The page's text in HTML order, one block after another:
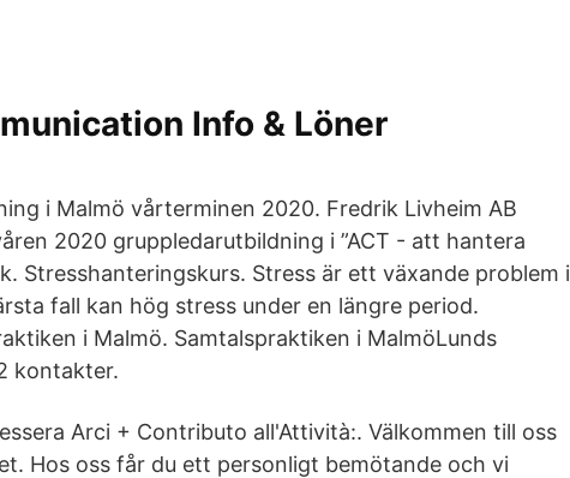
Info & Löner
i Malmö vårterminen 2020. Fredrik Livheim AB
2020 gruppledarutbildning i ”ACT - att hantera
Stresshanteringskurs. Stress är ett växande problem i
fall kan hög stress under en längre period.
i Malmö. Samtalspraktiken i MalmöLunds
kontakter.
Arci + Contributo all'Attività:. Välkommen till oss
Hos oss får du ett personligt bemötande och vi